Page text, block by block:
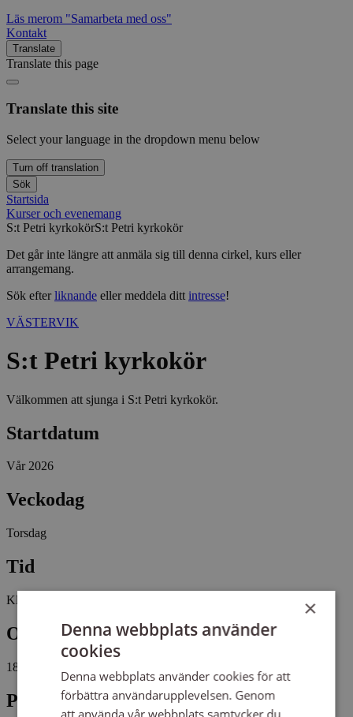
Läs merom "Samarbeta med oss"
Kontakt
Translate
Translate this page
Translate this site
Select your language in the dropdown menu below
Turn off translation
Sök
Startsida
Kurser och evenemang
S:t Petri kyrkokörS:t Petri kyrkokör
Det går inte längre att anmäla sig till denna cirkel, kurs eller
arrangemang.
Sök efterliknande eller meddela ditt intresse!
VÄSTERVIK
S:t Petri kyrkokör
Välkommen att sjunga i S:t Petri kyrkokör.
Startdatum
Vår 2026
Veckodag
Torsdag
Tid
Kl 19:00 - 20:45
Omfattning
18 tillfällen, 40 studietimmar
Plats
×
Denna webbplats använder
cookies
Denna webbplats använder cookies för att
förbättra användarupplevelsen. Genom
att använda vår webbplats samtycker du